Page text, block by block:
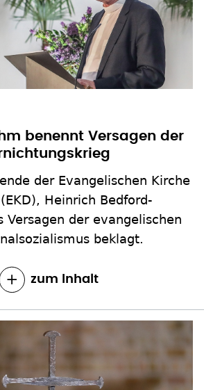
benennt Versagen der
der Evangelischen Kirche
Heinrich Bedford-
der evangelischen
beklagt.
zum Inhalt